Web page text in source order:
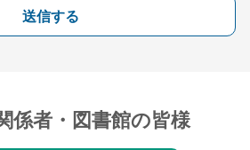
送信する
係者・図書館の皆様